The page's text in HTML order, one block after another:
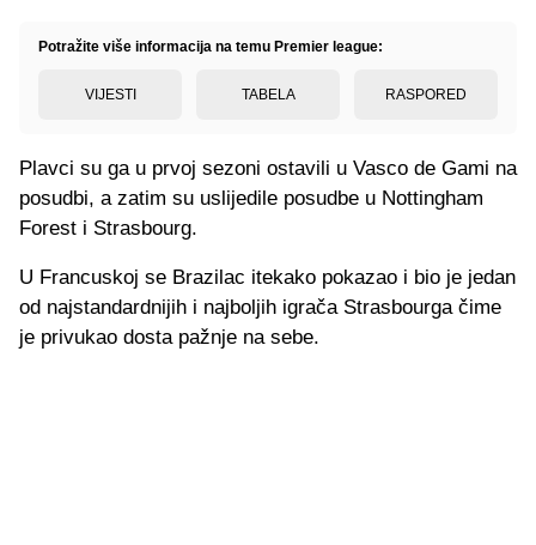
Potražite više informacija na temu Premier league:
VIJESTI TABELA RASPORED
Plavci su ga u prvoj sezoni ostavili u Vasco de Gami na
posudbi, a zatim su uslijedile posudbe u Nottingham
Forest i Strasbourg.
U Francuskoj se Brazilac itekako pokazao i bio je jedan
od najstandardnijih i najboljih igrača Strasbourga čime
je privukao dosta pažnje na sebe.